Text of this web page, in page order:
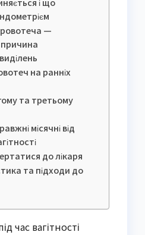
—
на ранніх
та третьому
місячні від
до лікаря
та підходи до
час вагітності